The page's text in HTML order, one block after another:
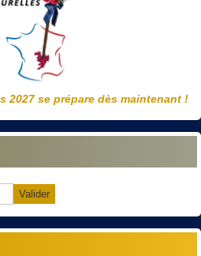
2027 se prépare dès maintenant !
Valider